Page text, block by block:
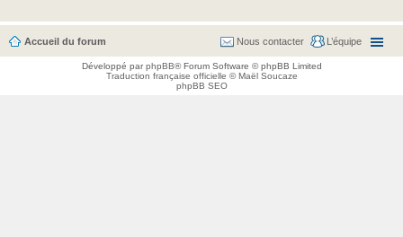
Accueil du forum L’équipe
Nous contacter
Développé parphpBB® Forum Software © phpBB Limited
Traduction française officielle ©Maël Soucaze
phpBB SEO